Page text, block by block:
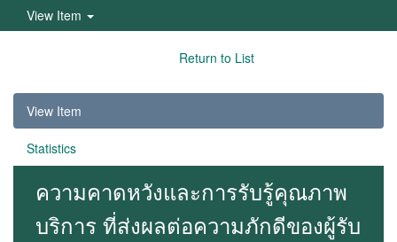
View Item
Return to List
View Item
Statistics
ความคาดหวังและการรับรู้คุณภาพ
บริการ ที่ส่งผลต่อความภักดีของผู้รับ